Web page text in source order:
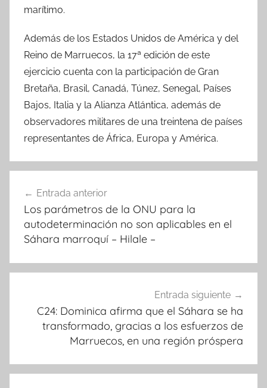
marítimo.
Además de los Estados Unidos de América y del
Reino de Marruecos, la 17ª edición de este
ejercicio cuenta con la participación de Gran
Bretaña, Brasil, Canadá, Túnez, Senegal, Países
Bajos, Italia y la Alianza Atlántica, además de
observadores militares de una treintena de países
representantes de África, Europa y América.
de
entradas
Entrada anterior
Los parámetros de la ONU para la
autodeterminación no son aplicables en el
Sáhara marroquí – Hilale –
Entrada siguiente
C24: Dominica afirma que el Sáhara se ha
transformado, gracias a los esfuerzos de
Marruecos, en una región próspera